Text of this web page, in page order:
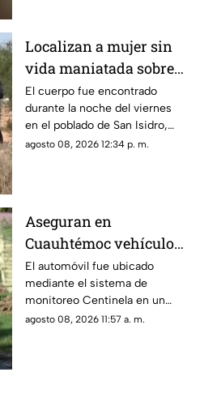
Localizan a mujer sin
vida maniatada sobre
la carretera Juárez-
Porvenir
El cuerpo fue encontrado
durante la noche del viernes
en el poblado de San Isidro,
luego de un reporte anónimo a
agosto 08, 2026 12:34 p. m.
Aseguran en
Cuauhtémoc vehículo
relacionado con
investigación por
feminicidio de Adriana
El automóvil fue ubicado
mediante el sistema de
monitoreo Centinela en un
estacionamiento cercano al
agosto 08, 2026 11:57 a. m.